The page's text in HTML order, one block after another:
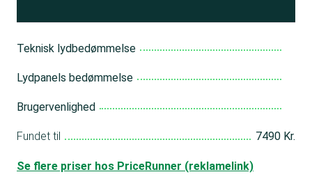
Teknisk lydbedømmelse
Lydpanels bedømmelse
Brugervenlighed
Fundet til 7490 Kr.
Se flere priser hos PriceRunner (reklamelink)